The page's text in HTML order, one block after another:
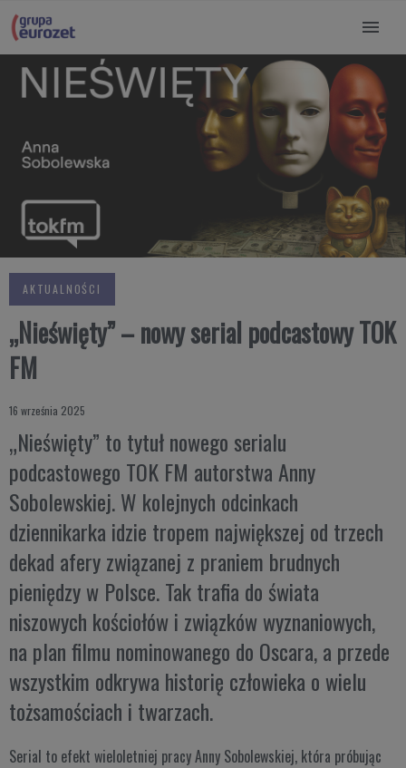
AKTUALNOŚCI
„Nieświęty” – nowy serial podcastowy TOK
FM
16 września 2025
„Nieświęty” to tytuł nowego serialu
podcastowego TOK FM autorstwa Anny
Sobolewskiej. W kolejnych odcinkach
dziennikarka idzie tropem największej od trzech
dekad afery związanej z praniem brudnych
pieniędzy w Polsce. Tak trafia do świata
niszowych kościołów i związków wyznaniowych,
na plan filmu nominowanego do Oscara, a przede
wszystkim odkrywa historię człowieka o wielu
tożsamościach i twarzach.
Serial to efekt wieloletniej pracy Anny Sobolewskiej, która próbując